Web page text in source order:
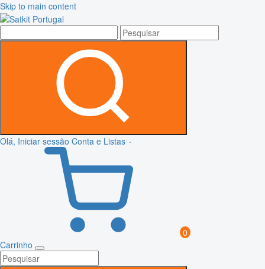
Skip to main content
Olá, Iniciar sessão Conta e Listas
0
Carrinho